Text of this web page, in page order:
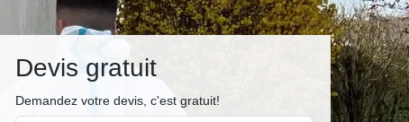
Devis gratuit
Demandez votre devis, c'est gratuit!